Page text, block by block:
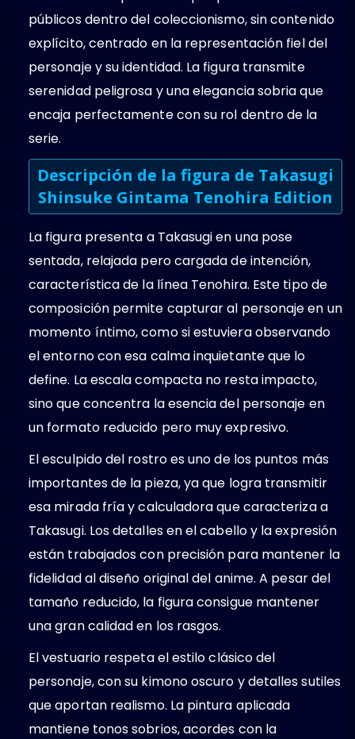
públicos dentro del coleccionismo, sin contenido
explícito, centrado en la representación fiel del
personaje y su identidad. La figura transmite
serenidad peligrosa y una elegancia sobria que
encaja perfectamente con su rol dentro de la
serie.
Descripción de la figura de Takasugi
Shinsuke Gintama Tenohira Edition
La figura presenta a Takasugi en una pose
sentada, relajada pero cargada de intención,
característica de la línea Tenohira. Este tipo de
composición permite capturar al personaje en un
momento íntimo, como si estuviera observando
el entorno con esa calma inquietante que lo
define. La escala compacta no resta impacto,
sino que concentra la esencia del personaje en
un formato reducido pero muy expresivo.
El esculpido del rostro es uno de los puntos más
importantes de la pieza, ya que logra transmitir
esa mirada fría y calculadora que caracteriza a
Takasugi. Los detalles en el cabello y la expresión
están trabajados con precisión para mantener la
fidelidad al diseño original del anime. A pesar del
tamaño reducido, la figura consigue mantener
una gran calidad en los rasgos.
El vestuario respeta el estilo clásico del
personaje, con su kimono oscuro y detalles sutiles
que aportan realismo. La pintura aplicada
mantiene tonos sobrios, acordes con la